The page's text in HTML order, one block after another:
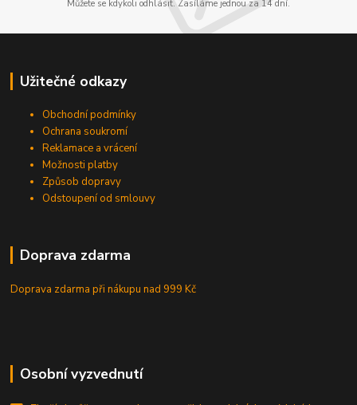
Můžete se kdykoli odhlásit. Zasíláme jednou za 14 dní.
Užitečné odkazy
Obchodní podmínky
Ochrana soukromí
Reklamace a vrácení
Možnosti platby
Způsob dopravy
Odstoupení od smlouvy
Doprava zdarma
Doprava zdarma při nákupunad 999 Kč
Osobní vyzvednutí